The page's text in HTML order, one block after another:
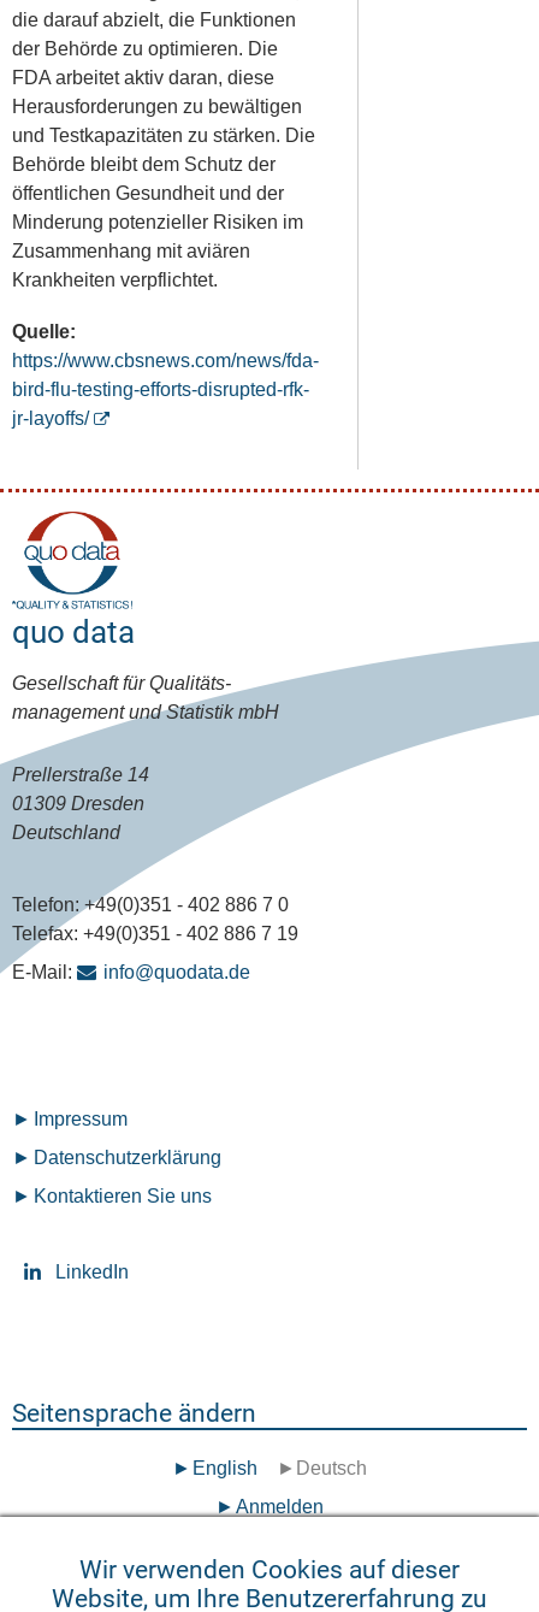
die darauf abzielt, die Funktionen
der Behörde zu optimieren. Die
FDA arbeitet aktiv daran, diese
Herausforderungen zu bewältigen
und Testkapazitäten zu stärken. Die
Behörde bleibt dem Schutz der
öffentlichen Gesundheit und der
Minderung potenzieller Risiken im
Zusammenhang mit aviären
Krankheiten verpflichtet.
Quelle:
https://www.cbsnews.com/news/fda-
bird-flu-testing-efforts-disrupted-rfk-
jr-layoffs/
quo data
Gesellschaft für Qualitäts-
management und Statistik mbH
Prellerstraße 14
01309 Dresden
Deutschland
Telefon: +49(0)351 - 402 886 7 0
Telefax: +49(0)351 - 402 886 7 19
E-Mail:
info@quodata.de
Fußzeilenmenü
Impressum
Datenschutz­erklärung
Kontaktieren Sie uns
LinkedIn
Seitensprache ändern
English Deutsch
Anmelden
©2026QuoData GmbH
Wir verwenden Cookies auf dieser
Website, um Ihre Benutzererfahrung zu